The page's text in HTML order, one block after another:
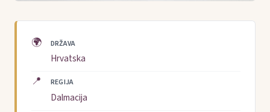
🌍 DRŽAVA
Hrvatska
📍 REGIJA
Dalmacija